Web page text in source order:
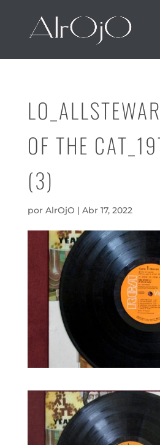
OF THE
(3)
por AlrOjO | Abr 17, 2022